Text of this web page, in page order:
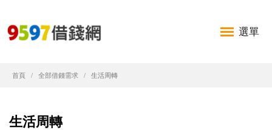
選單
首頁 全部借錢需求 生活周轉
生活周轉